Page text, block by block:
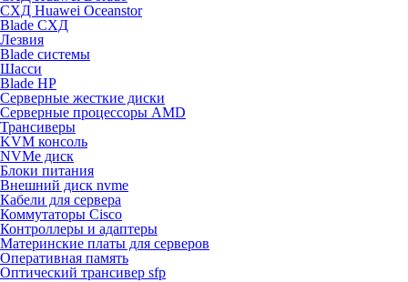
СХД Huawei Oceanstor
Blade СХД
Лезвия
Blade системы
Шасси
Blade HP
Серверные жесткие диски
Серверные процессоры AMD
Трансиверы
KVM консоль
NVMe диск
Блоки питания
Внешний диск nvme
Кабели для сервера
Коммутаторы Cisco
Контроллеры и адаптеры
Материнские платы для серверов
Оперативная память
Оптический трансивер sfp